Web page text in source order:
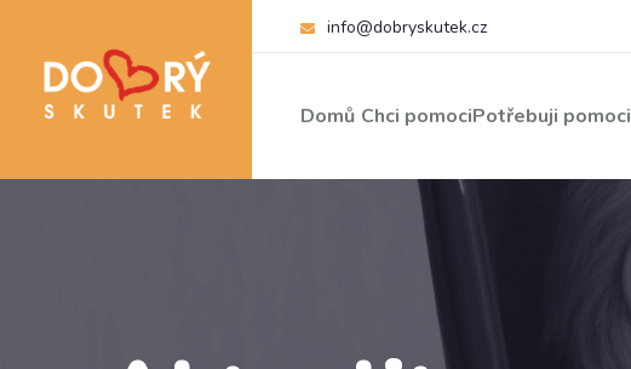
info@dobryskutek.cz
Domů Chci pomociPotřebuji pomoci